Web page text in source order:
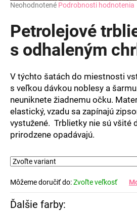
Priemerné
produktu
je
z
hviezdičiek.
Neohodnotené Podrobnosti hodnotenia
Petrolejové
s odhaleným
V týchto šatách do miestnosti
s veľkou dávkou noblesy a
neuniknete žiadnemu očku.
elastický, vzadu sa zapínajú
vystužené. Trblietky nie sú všité
prirodzene opadávajú.
Môžeme doručiť do:Zvoľte veľkosť